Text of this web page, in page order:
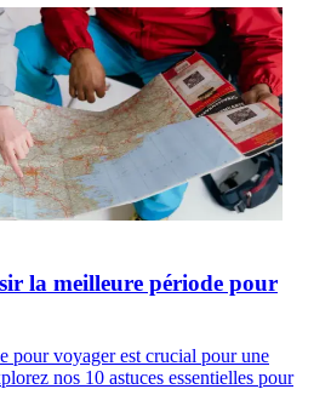
la meilleure période pour
pour voyager est crucial pour une
nos 10 astuces essentielles pour